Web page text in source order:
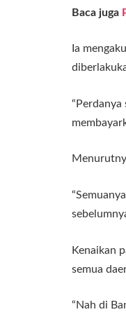
Baca juga
Ia
Kenaikan
semua
“Nah di